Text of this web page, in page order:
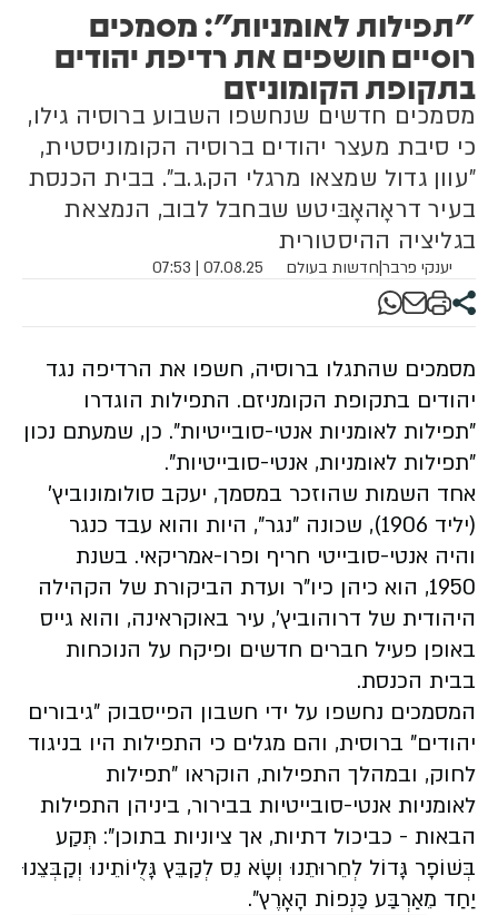
"תפילות לאומניות": מסמכים
רוסיים חושפים את רדיפת יהודים
בתקופת הקומוניזם
מסמכים חדשים שנחשפו השבוע ברוסיה גילו,
כי סיבת מעצר יהודים ברוסיה הקומוניסטית,
"עוון גדול שמצאו מרגלי הק.ג.ב". בבית הכנסת
בעיר דראָהאָבּיטש שבחבל לבוב, הנמצאת
בגליציה ההיסטורית
יענקי פרבר|חדשות בעולם 07.08.25 | 07:53
מסמכים שהתגלו ברוסיה, חשפו את הרדיפה נגד
יהודים בתקופת הקומניזם. התפילות הוגדרו
"תפילות לאומניות אנטי-סובייטיות". כן, שמעתם נכון
"תפילות לאומניות, אנטי-סובייטיות".
אחד השמות שהוזכר במסמך, יעקב סולומונוביץ'
(יליד 1906), שכונה "נגר", היות והוא עבד כנגר
והיה אנטי-סובייטי חריף ופרו-אמריקאי. בשנת
1950, הוא כיהן כיו"ר ועדת הביקורת של הקהילה
היהודית של דרוהוביץ', עיר באוקראינה, והוא גייס
באופן פעיל חברים חדשים ופיקח על הנוכחות
בבית הכנסת.
המסמכים נחשפו על ידי חשבון הפייסבוק "גיבורים
יהודים" ברוסית, והם מגלים כי התפילות היו בניגוד
לחוק, ובמהלך התפילות, הוקראו "תפילות
לאומניות אנטי-סובייטיות בבירור, ביניהן התפילות
הבאות - כביכול דתיות, אך ציוניות בתוכן": תְּקַע
בְּשׁוֹפָר גָּדוֹל לְחֵרוּתֵנוּ וְשָׂא נֵס לְקַבֵּץ גָּלֻיוֹתֵינוּ וְקַבְּצֵנוּ
יַחַד מֵאַרְבַּע כַּנְפוֹת הָאָרֶץ".